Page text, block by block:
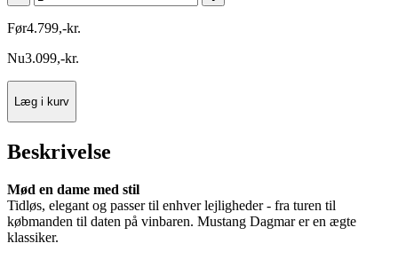
Før4.799,-kr.
Nu3.099,-kr.
Læg i kurv
Beskrivelse
Mød en dame med stil
Tidløs, elegant og passer til enhver lejligheder - fra turen til
købmanden til daten på vinbaren. Mustang Dagmar er en ægte
klassiker.